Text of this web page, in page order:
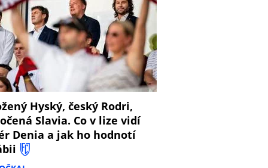
Hyský, český Rodri,
Slavia. Co v lize vidí
Denia a jak ho hodnotí